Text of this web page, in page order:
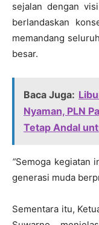
sejalan dengan
berlandaskan
memandang
besar.
Baca Juga:
Nyaman, PLN
Tetap Andal
“Semoga kegiatan
generasi muda
Sementara itu,